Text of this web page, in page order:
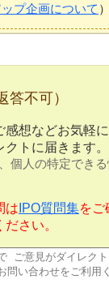
プ企画について ）
答不可）
感想などお気軽
トに届きます。
個人の特定でき
は IPO質問集をご
さい。